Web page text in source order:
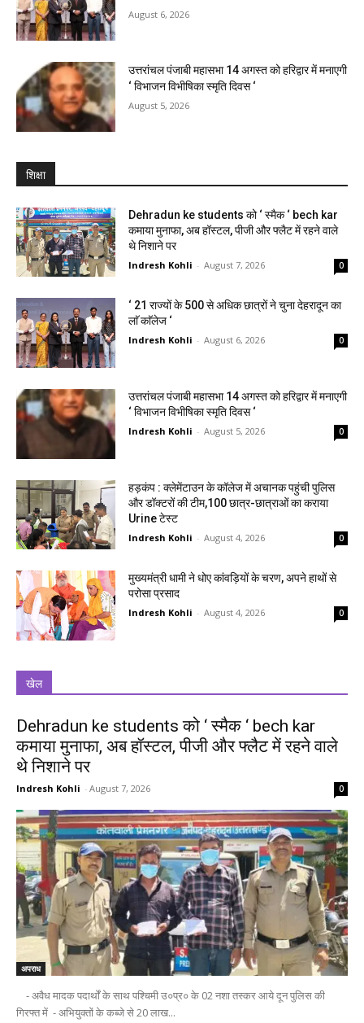
August 6, 2026
उत्तरांचल पंजाबी महासभा 14 अगस्त को हरिद्वार में मनाएगी
‘ विभाजन विभीषिका स्मृति दिवस ‘
August 5, 2026
शिक्षा
Dehradun ke students को ‘ स्मैक ‘ bech kar
कमाया मुनाफा, अब हॉस्टल, पीजी और फ्लैट में रहने वाले
थे निशाने पर
Indresh Kohli - August 7, 2026 0
‘ 21 राज्यों के 500 से अधिक छात्रों ने चुना देहरादून का
लाॅ काॅलेज ‘
Indresh Kohli - August 6, 2026 0
उत्तरांचल पंजाबी महासभा 14 अगस्त को हरिद्वार में मनाएगी
‘ विभाजन विभीषिका स्मृति दिवस ‘
Indresh Kohli - August 5, 2026 0
हड़कंप : क्लेमेंटाउन के कॉलेज में अचानक पहुंची पुलिस
और डॉक्टरों की टीम,100 छात्र-छात्राओं का कराया
Urine टेस्ट
Indresh Kohli - August 4, 2026 0
मुख्यमंत्री धामी ने धोए कांवड़ियों के चरण, अपने हाथों से
परोसा प्रसाद
Indresh Kohli - August 4, 2026 0
खेल
Dehradun ke students को ‘ स्मैक ‘ bech kar
कमाया मुनाफा, अब हॉस्टल, पीजी और फ्लैट में रहने वाले
थे निशाने पर
Indresh Kohli - August 7, 2026 0
अपराध
- अवैध मादक पदार्थों के साथ पश्चिमी उ०प्र० के 02 नशा तस्कर आये दून पुलिस की
गिरफ्त में - अभियुक्तों के कब्जे से 20 लाख...